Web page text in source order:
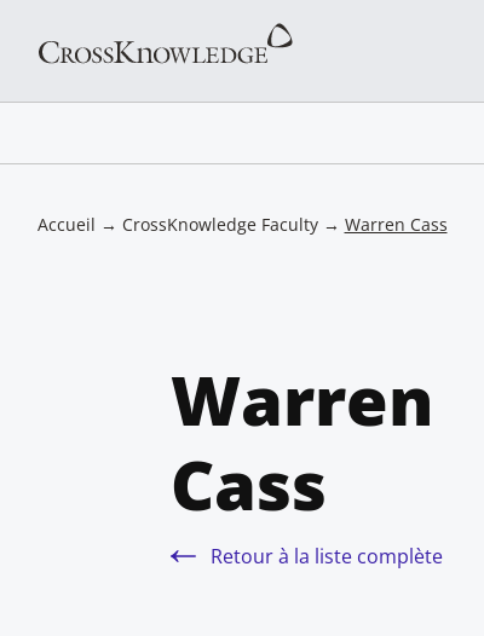
Accueil → CrossKnowledge Faculty→ Warren Cass
Warren
Cass
Retour à la liste complète